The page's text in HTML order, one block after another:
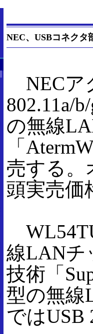
NEC、USBコネクタ
NECア
802.11a/
の無線
「
売する。
頭実売価
線LANチ
技術「
型の無線
ではUSB